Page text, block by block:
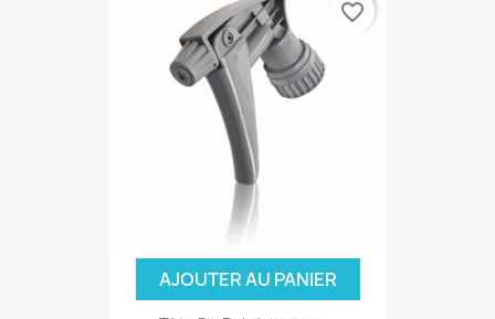
AJOUTER AU PANIER
favorite_border